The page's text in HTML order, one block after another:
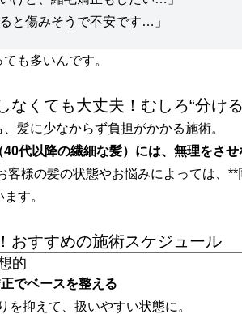
と傷みそうで不安です…」
も多いんです。
なくても大丈夫！むしろ“分け
髪に少なからず負担がかかる施術。
代以降の繊細な髪）には、無理をさせ
客様の髪の状態やお悩みによっては、
す。
おすすめの施術スケジュール
的
でベースを整える
を抑えて、扱いやすい状態に。